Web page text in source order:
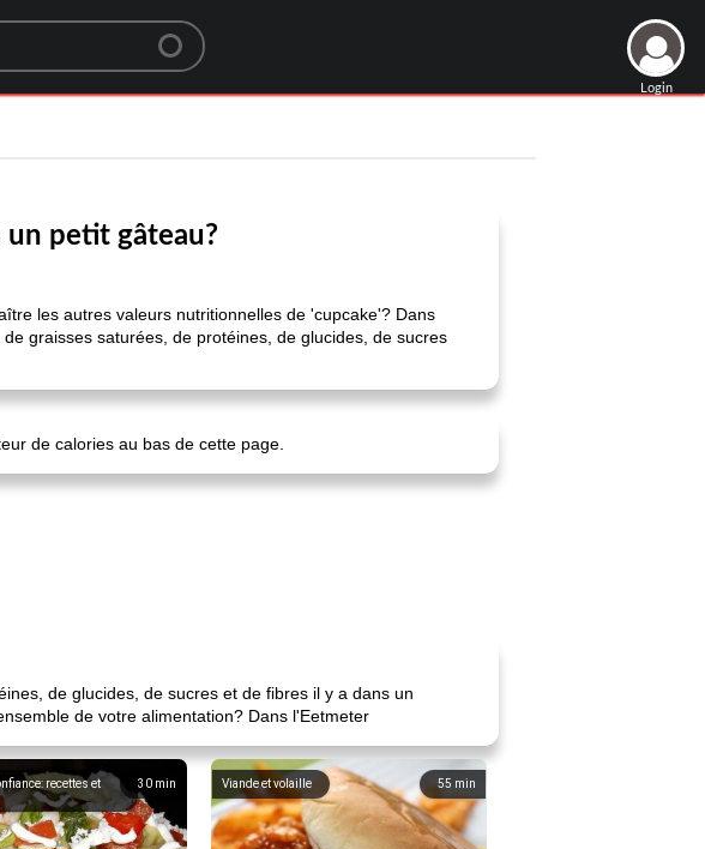
Login
un petit gâteau?
les autres valeurs nutritionnelles de 'cupcake'? Dans
graisses saturées, de protéines, de glucides, de sucres
de calories au bas de cette page.
de glucides, de sucres et de fibres il y a dans un
de votre alimentation? Dans l'Eetmeter
30 min
recettes et
55 min
Viande et volaille